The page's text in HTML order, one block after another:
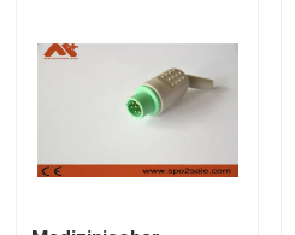
Über uns